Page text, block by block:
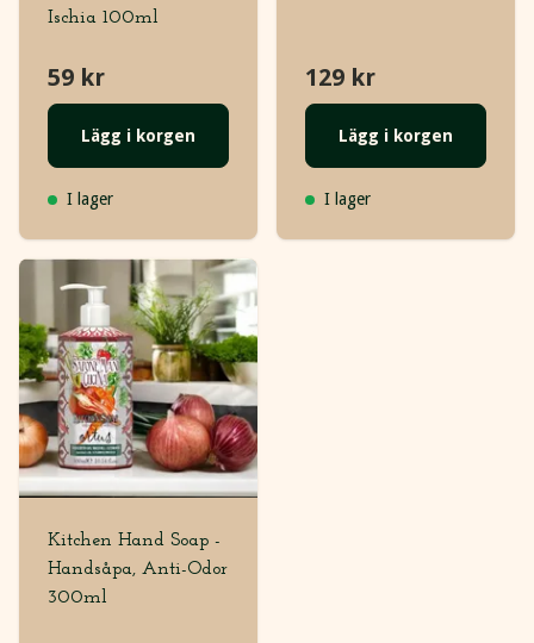
Ischia 100ml
59 kr
Lägg i korgen
I lager
129 kr
Lägg i korgen
I lager
Kitchen Hand Soap -
Handsåpa, Anti-Odor
300ml